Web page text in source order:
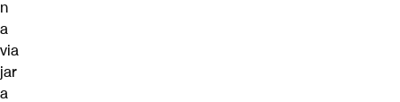
n
a
via
jar
a